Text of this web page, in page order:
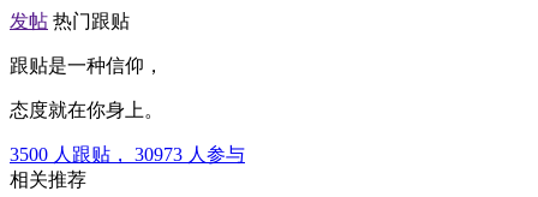
发帖 热门跟贴
跟贴是一种信仰，
态度就在你身上。
3500 人跟贴， 30973 人参与
相关推荐